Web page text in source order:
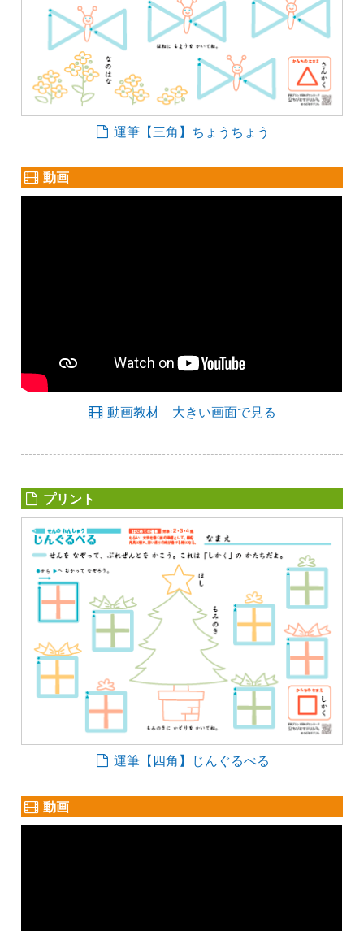
運筆【三角】ちょうちょう
動画
動画教材 大きい画面で見る
プリント
運筆【四角】じんぐるべる
動画